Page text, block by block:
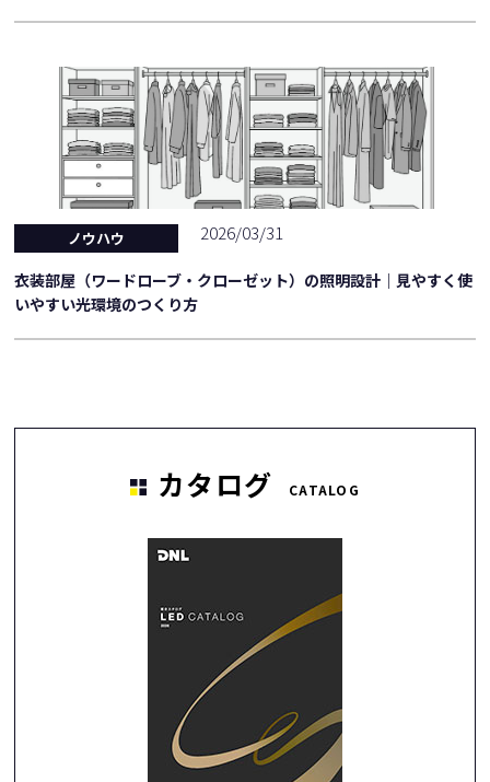
ノウハウ 2026/03/31
衣装部屋（ワードローブ・クローゼット）の照明設計｜見やすく使
いやすい光環境のつくり方
カタログ CATALOG